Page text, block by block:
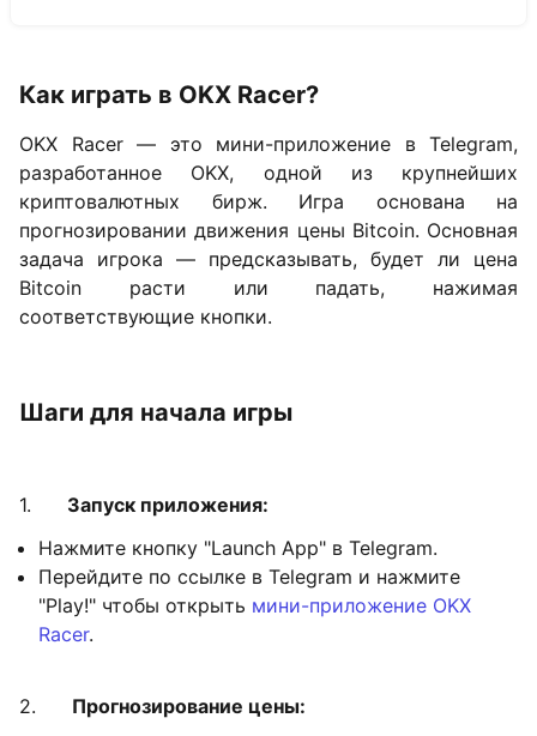
Как играть в OKX Racer?
OKX Racer — это мини-приложение в Telegram,
разработанное OKX, одной из крупнейших
криптовалютных бирж. Игра основана на
прогнозировании движения цены Bitcoin. Основная
задача игрока — предсказывать, будет ли цена
Bitcoin расти или падать, нажимая
соответствующие кнопки.
Шаги для начала игры
1. Запуск приложения:
Нажмите кнопку "Launch App" в Telegram.
Перейдите по ссылке в Telegram и нажмите
"Play!" чтобы открыть мини-приложение OKX
Racer.
2. Прогнозирование цены: